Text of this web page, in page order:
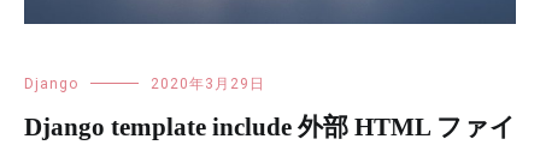
Django 2020年3月29日
Django template include 外部 HTML ファイ